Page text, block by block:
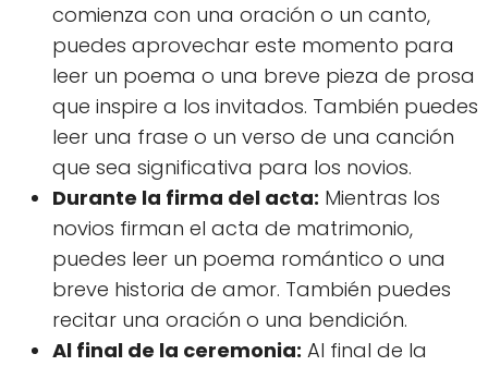
comienza con una oración o un canto,
puedes aprovechar este momento para
leer un poema o una breve pieza de prosa
que inspire a los invitados. También puedes
leer una frase o un verso de una canción
que sea significativa para los novios.
Durante la firma del acta: Mientras los
novios firman el acta de matrimonio,
puedes leer un poema romántico o una
breve historia de amor. También puedes
recitar una oración o una bendición.
Al final de la ceremonia: Al final de la